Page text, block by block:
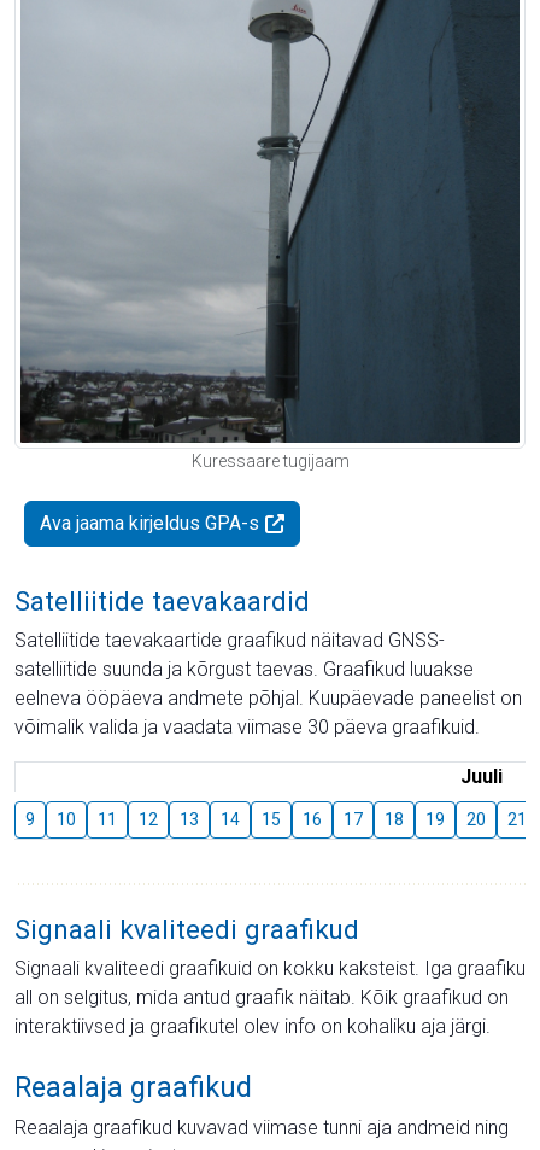
Kuressaare tugijaam
Ava jaama kirjeldus GPA-s
Satelliitide taevakaardid
Satelliitide taevakaartide graafikud näitavad GNSS-
satelliitide suunda ja kõrgust taevas. Graafikud luuakse
eelneva ööpäeva andmete põhjal. Kuupäevade paneelist on
võimalik valida ja vaadata viimase 30 päeva graafikuid.
Juuli
9 10 11 12 13 14 15 16 17 18 19 20 21
Signaali kvaliteedi graafikud
Signaali kvaliteedi graafikuid on kokku kaksteist. Iga graafiku
all on selgitus, mida antud graafik näitab. Kõik graafikud on
interaktiivsed ja graafikutel olev info on kohaliku aja järgi.
Reaalaja graafikud
Reaalaja graafikud kuvavad viimase tunni aja andmeid ning